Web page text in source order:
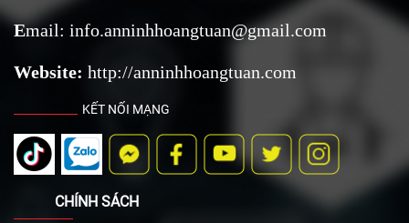
Email: info.anninhhoangtuan@gmail.com
Website: http://anninhhoangtuan.com
KẾT NỐI MẠNG
CHÍNH SÁCH